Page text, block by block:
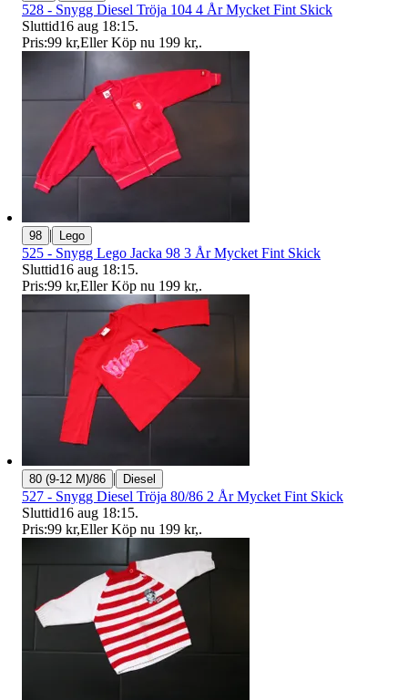
528 - Snygg Diesel Tröja 104 4 År Mycket Fint Skick
Sluttid16 aug 18:15.
Pris:99 kr,Eller Köp nu 199 kr,.
98 | Lego
525 - Snygg Lego Jacka 98 3 År Mycket Fint Skick
Sluttid16 aug 18:15.
Pris:99 kr,Eller Köp nu 199 kr,.
80 (9-12 M)/86 | Diesel
527 - Snygg Diesel Tröja 80/86 2 År Mycket Fint Skick
Sluttid16 aug 18:15.
Pris:99 kr,Eller Köp nu 199 kr,.